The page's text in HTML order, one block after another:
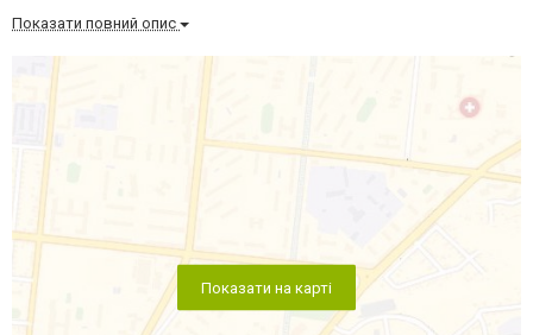
Показати повний опис
Показати на карті